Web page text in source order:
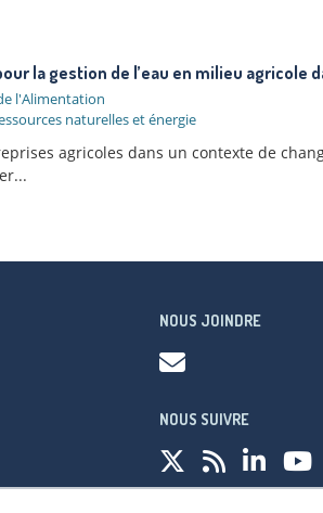
la gestion de l’eau en milieu agricole
l'Alimentation
naturelles et énergie
agricoles dans un contexte de
NOUS JOINDRE
NOUS SUIVRE